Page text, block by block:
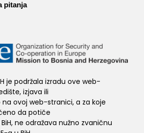
pitanja
je podržala izradu ove web-
izjava ili
na ovoj web-stranici, a za koje
da potiče
ne odražava nužno zvaničnu